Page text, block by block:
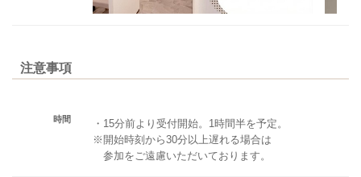
注意事項
時間
・15分前より受付開始。1時間半を予定。
※開始時刻から30分以上遅れる場合は
参加をご遠慮いただいております。